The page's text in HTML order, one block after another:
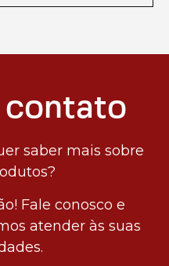
contato
saber mais sobre
Fale conosco e
atender às suas